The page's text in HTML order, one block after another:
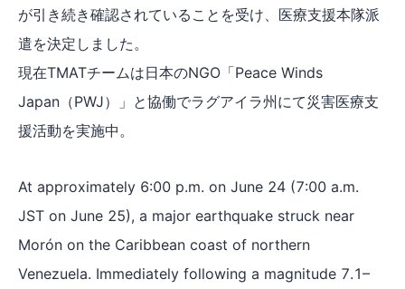
が引き続き確認されていることを受け、医療支援本隊派
遣を決定しました。
現在TMATチームは日本のNGO「Peace Winds
Japan（PWJ）」と協働でラグアイラ州にて災害医療支
援活動を実施中。
At approximately 6:00 p.m. on June 24 (7:00 a.m.
JST on June 25), a major earthquake struck near
Morón on the Caribbean coast of northern
Venezuela. Immediately following a magnitude 7.1–